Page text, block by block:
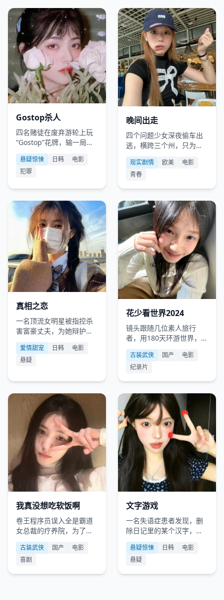
Gostop杀人
四名赌徒在废弃游轮上玩
“Gostop”花牌，输一局砍
一根手指，赢家能获得一
亿现金，却发现死亡游戏
早已开始。
悬疑惊悚 日韩
电影
犯罪
晚间出走
四个问题少女深夜偷车出
逃，横跨三个州，只为看
一场偶像的告别演唱会。
现实剧情 欧美
电影
青春
真相之恋
一名顶流女明星被指控杀
害富豪丈夫，为她辩护的
律师正是被她十年前抛弃
的穷男友。
爱情甜宠 日韩
电影
悬疑
花少看世界2024
镜头跟随几位素人旅行
者，用180天环游世界，却
发现最难走的路是内心。
古装武侠 国产
电影
纪录片
我真没想吃软饭啊
卷王程序员误入全是霸道
女总裁的疗养院，为了活
下去被迫成为团宠软饭
王。
古装武侠 国产
电影
喜剧
文字游戏
一名失语症患者发现，删
除日记里的某个汉字，现
实中对应的人就会凭空消
失。
悬疑惊悚 日韩
电影
悬疑